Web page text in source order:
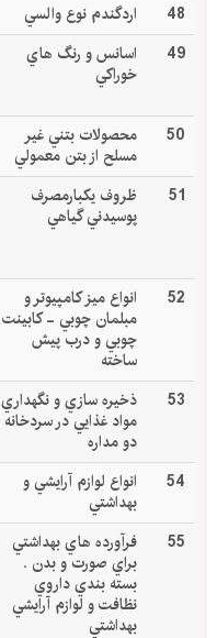
48 اردگندم نوع والسي
49
اسانس و رنگ هاي
خوراکي
50 محصولات بتني غير
مسلح از بتن معمولي
51 ظروف يكبارمصرف
پوسيدني گياهي
52 انواع ميز كامپيوتر و
مبلمان چوبي - کابينت
چوبي و درب پيش
ساخته
53 ذخيره سازي و نگهداري
مواد غذايي در سردخانه
دو مداره
54 انواع لوازم آرايشي و
بهداشتي
55 فرآورده هاي بهداشتي
براي صورت و بدن .
بسته بندي داروي
نظافت و لوازم آرايشي
بهداشتي